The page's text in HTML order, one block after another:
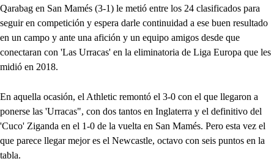
Qarabag en San Mamés (3-1) le metió entre los 24 clasificados para
seguir en competición y espera darle continuidad a ese buen resultado
en un campo y ante una afición y un equipo amigos desde que
conectaran con 'Las Urracas' en la eliminatoria de Liga Europa que les
midió en 2018.
En aquella ocasión, el Athletic remontó el 3-0 con el que llegaron a
ponerse las 'Urracas", con dos tantos en Inglaterra y el definitivo del
'Cuco' Ziganda en el 1-0 de la vuelta en San Mamés. Pero esta vez el
que parece llegar mejor es el Newcastle, octavo con seis puntos en la
tabla.